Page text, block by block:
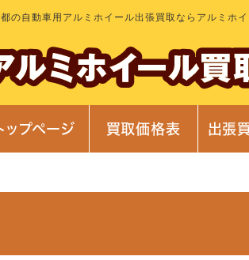
の自動車用アルミホイール出張買取ならアルミホ
ップページ 買取価格表 出張